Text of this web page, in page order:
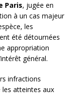
Paris, jugée en
à un cas majeur
les
été détournées
appropriation
général.
infractions
atteintes aux